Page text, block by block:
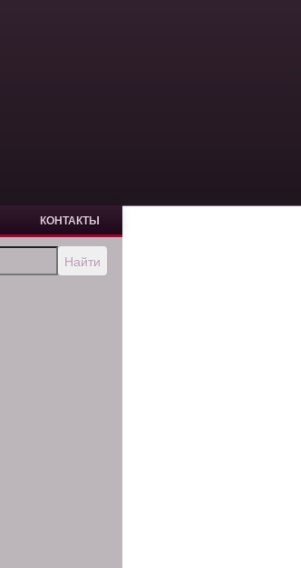
КОНТАКТЫ
Найти